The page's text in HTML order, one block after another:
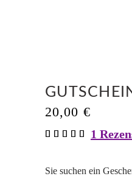
20,00 €
basierend
11
Sie suchen ein